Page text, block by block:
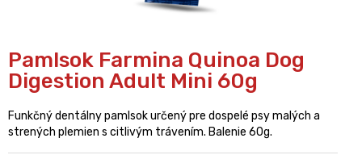
Pamlsok Farmina Quinoa Dog
Digestion Adult Mini 60g
Funkčný dentálny pamlsok určený pre dospelé psy malých a
strených plemien s citlivým trávením. Balenie 60g.